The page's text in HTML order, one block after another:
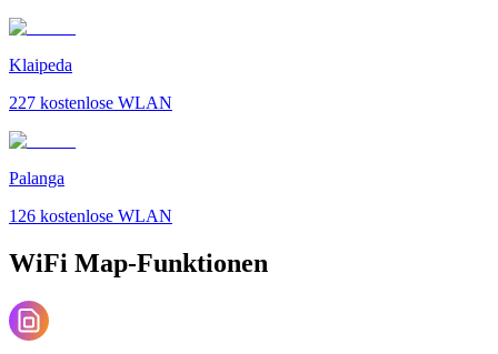
Klaipeda
227 kostenlose WLAN
Palanga
126 kostenlose WLAN
WiFi Map-Funktionen